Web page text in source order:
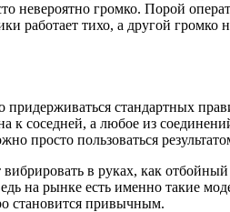
громко. Порой
тихо, а другой громко
стандартных
к соседней, а любое из
просто пользоваться
в руках, как отбойный
на рынке есть именно такие
становится привычным.